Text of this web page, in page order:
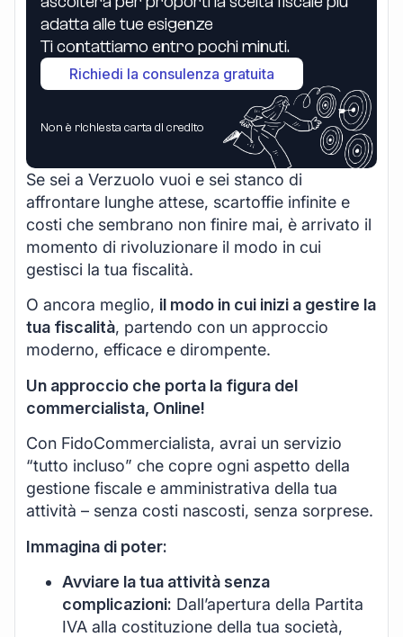
adatta alle tue esigenze
Ti contattiamo entro pochi minuti.
Richiedi la consulenza gratuita
Non è richiesta carta di credito
Se sei a Verzuolo vuoi e sei stanco di
affrontare lunghe attese, scartoffie infinite e
costi che sembrano non finire mai, è arrivato il
momento di rivoluzionare il modo in cui
gestisci la tua fiscalità.
O ancora meglio, il modo in cui inizi a gestire la
tua fiscalità, partendo con un approccio
moderno, efficace e dirompente.
Un approccio che porta la figura del
commercialista, Online!
Con FidoCommercialista, avrai un servizio
“tutto incluso” che copre ogni aspetto della
gestione fiscale e amministrativa della tua
attività – senza costi nascosti, senza sorprese.
Immagina di poter:
Avviare la tua attività senza
complicazioni: Dall’apertura della Partita
IVA alla costituzione della tua società,